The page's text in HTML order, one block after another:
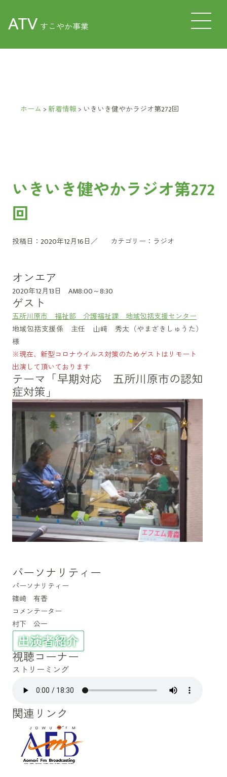
ATV すこやか事業
ホーム >新着情報> いきいき健やかラジオ第272回
いきいき健やかラジオ第272
回
投稿日：2020年12月16日／ カテゴリー： ラジオ
オンエア
2020年12月13日 AM8:00～8:30
ゲスト
五所川原市 福祉部 介護福祉課 地域包括支援センター
地域包括支援係 主任 山﨑 秀太（やまざきしゅうた）
様
※現在、新型コロナウイルス対策のためゲストはリモート
出演して頂いております
テーマ「早期対応 五所川原市の認知
症対策」
パーソナリティー
パーソナリティー
篠崎 有香
コメンテーター
村下 公一
視聴コーナー
ストリーミング
関連リンク